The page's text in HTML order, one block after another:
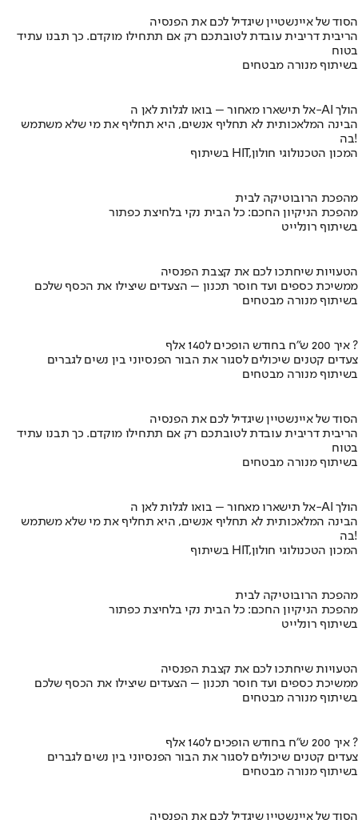
הסוד של איינשטיין שיגדיל לכם את הפנסיה
הריבית דריבית עובדת לטובתכם רק אם תתחילו מוקדם. כך תבנו עתיד
בטוח
בשיתוף מנורה מבטחים
אל תישארו מאחור – בואו לגלות לאן ה-AI הולך
הבינה המלאכותית לא תחליף אנשים, היא תחליף את מי שלא משתמש
בה!
בשיתוף HIT,המכון הטכנולוגי חולון
מהפכת הרובוטיקה לבית
מהפכת הניקיון החכם: כל הבית נקי בלחיצת כפתור
בשיתוף רונלייט
הטעויות שיחתכו לכם את קצבת הפנסיה
ממשיכת כספים ועד חוסר תכנון – הצעדים שיצילו את הכסף שלכם
בשיתוף מנורה מבטחים
איך 200 ש"ח בחודש הופכים ל140 אלף ?
צעדים קטנים שיכולים לסגור את הבור הפנסיוני בין נשים לגברים
בשיתוף מנורה מבטחים
הסוד של איינשטיין שיגדיל לכם את הפנסיה
הריבית דריבית עובדת לטובתכם רק אם תתחילו מוקדם. כך תבנו עתיד
בטוח
בשיתוף מנורה מבטחים
אל תישארו מאחור – בואו לגלות לאן ה-AI הולך
הבינה המלאכותית לא תחליף אנשים, היא תחליף את מי שלא משתמש
בה!
בשיתוף HIT,המכון הטכנולוגי חולון
מהפכת הרובוטיקה לבית
מהפכת הניקיון החכם: כל הבית נקי בלחיצת כפתור
בשיתוף רונלייט
הטעויות שיחתכו לכם את קצבת הפנסיה
ממשיכת כספים ועד חוסר תכנון – הצעדים שיצילו את הכסף שלכם
בשיתוף מנורה מבטחים
איך 200 ש"ח בחודש הופכים ל140 אלף ?
צעדים קטנים שיכולים לסגור את הבור הפנסיוני בין נשים לגברים
בשיתוף מנורה מבטחים
הסוד של איינשטיין שיגדיל לכם את הפנסיה